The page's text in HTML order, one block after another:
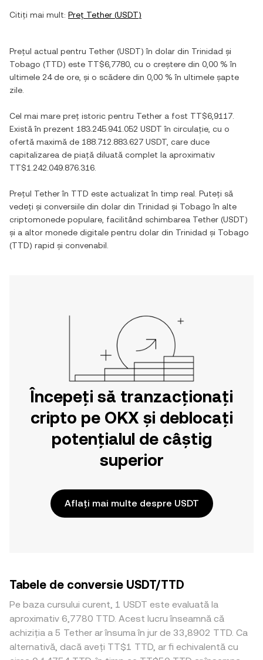
Citiți mai mult: Preț Tether (USDT)
Prețul actual pentru Tether (USDT) în dolar din Trinidad și
Tobago (TTD) este TT$6,7780 , cu o creștere din 0,00 % în
ultimele 24 de ore, și o scădere din 0,00 % în ultimele șapte
zile.
Cel mai mare preț istoric pentru Tether a fost TT$6,9117
Există în prezent 183.245.941.052 USDT în circulație, cu o
ofertă maximă de 188.712.883.627 USDT , care duce
capitalizarea de piață diluată complet la aproximativ
TT$1.242.049.876.316
Prețul Tetherîn TTD este actualizat în timp real. Puteți să
vedeți și conversiile din dolar din Trinidad și Tobago în alte
criptomonede populare, facilitând schimbarea Tether (USDT)
și a altor monede digitale pentru dolar din Trinidad și Tobago
(TTD) rapid și convenabil.
Începeți să tranzacționați
cripto pe OKX și deblocați
potențialul de câștig
superior
Aflați mai multe despre USDT
Tabele de conversie USDT/TTD
Pe baza cursului curent, 1 USDT este evaluată la
aproximativ 6,7780 TTD. Acest lucru înseamnă că
achiziția a 5 Tether ar însuma în jur de 33,8902 TTD. Ca
alternativă, dacă aveți TT$1 TTD, ar fi echivalentă cu